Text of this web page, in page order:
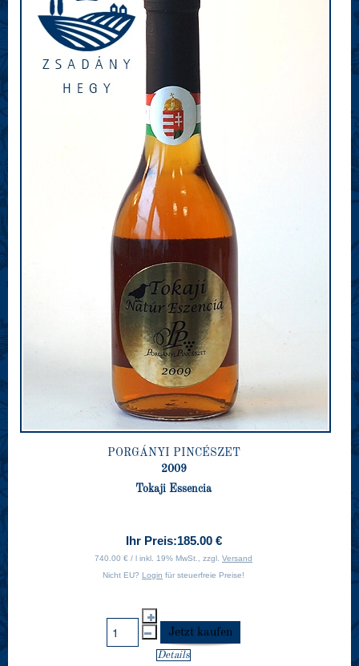
PORGÁNYI PINCÉSZET
2009
Tokaji Essencia
Ihr Preis:185.00 €
740.00 € / l inkl. 19% MwSt., zzgl. Versand
Nicht EU? Login für steuerfreie Preise!
Details